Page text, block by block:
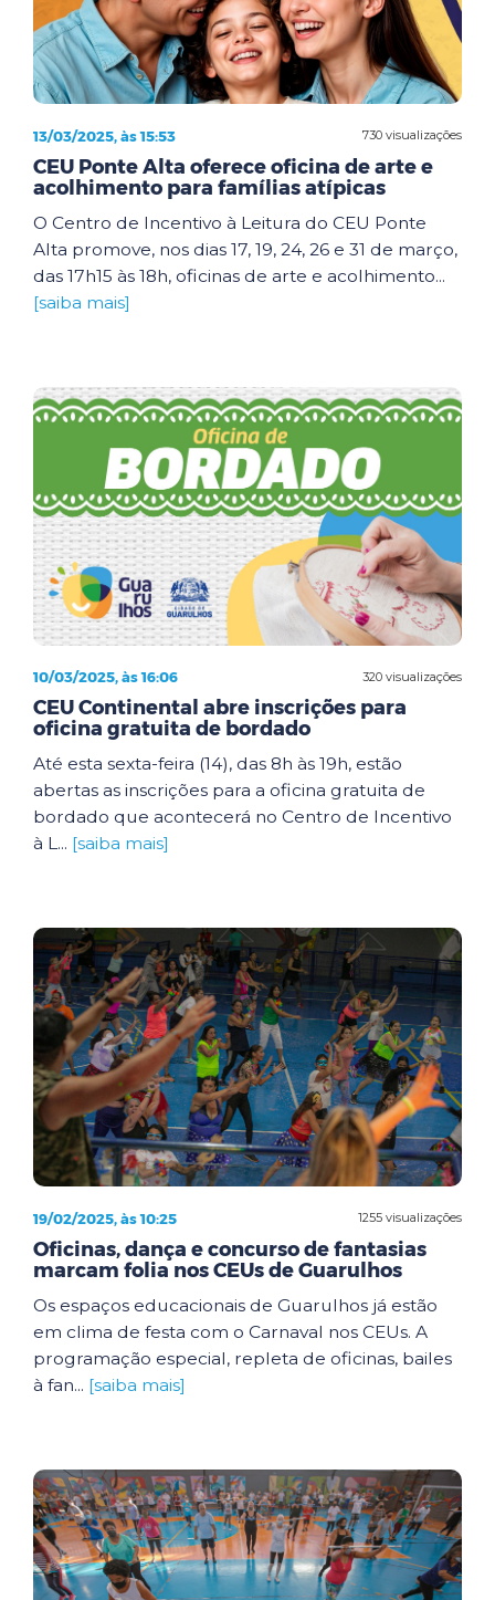
730 visualizações
13/03/2025, às 15:53
CEU Ponte Alta oferece oficina de arte e
acolhimento para famílias atípicas
O Centro de Incentivo à Leitura do CEU Ponte
Alta promove, nos dias 17, 19, 24, 26 e 31 de março,
das 17h15 às 18h, oficinas de arte e acolhimento...
[saiba mais]
320 visualizações
10/03/2025, às 16:06
CEU Continental abre inscrições para
oficina gratuita de bordado
Até esta sexta-feira (14), das 8h às 19h, estão
abertas as inscrições para a oficina gratuita de
bordado que acontecerá no Centro de Incentivo
à L... [saiba mais]
1255 visualizações
19/02/2025, às 10:25
Oficinas, dança e concurso de fantasias
marcam folia nos CEUs de Guarulhos
Os espaços educacionais de Guarulhos já estão
em clima de festa com o Carnaval nos CEUs. A
programação especial, repleta de oficinas, bailes
à fan... [saiba mais]